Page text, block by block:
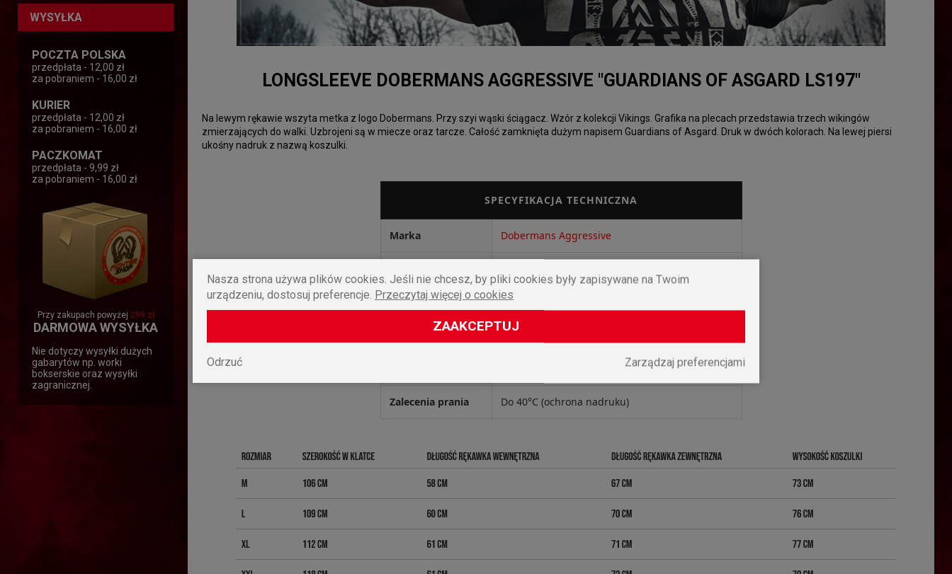
WYSYŁKA
POCZTA POLSKA
przedpłata - 12,00 zł
za pobraniem - 16,00 zł
KURIER
przedpłata - 12,00 zł
za pobraniem - 16,00 zł
PACZKOMAT
przedpłata - 9,99 zł
za pobraniem - 16,00 zł
Przy zakupach powyżej 299 zł
DARMOWA WYSYŁKA
Nie dotyczy wysyłki dużych
gabarytów np. worki
bokserskie oraz wysyłki
zagranicznej.
LONGSLEEVE DOBERMANS AGGRESSIVE "GUARDIANS OF ASGARD LS197"
Na lewym rękawie wszyta metka z logo Dobermans. Przy szyi wąski ściągacz. Wzór z kolekcji Vikings. Grafika na plecach przedstawia trzech wikingów
zmierzających do walki. Uzbrojeni są w miecze oraz tarcze. Całość zamknięta dużym napisem Guardians of Asgard. Druk w dwóch kolorach. Na lewej piersi
ukośny nadruk z nazwą koszulki.
SPECYFIKACJA TECHNICZNA
Marka Dobermans Aggressive
Materiał 100% Bawełna wysokiej jakości
Gramatura 200 g/m² (Gruba / Heavyweight)
Zalecenia prania Do 40°C (ochrona nadruku)
Nasza strona używa plików cookies. Jeśli nie chcesz, by pliki cookies były zapisywane na Twoim
urządzeniu, dostosuj preferencje. Przeczytaj więcej o cookies
ZAAKCEPTUJ
Zarządzaj preferencjami
Odrzuć